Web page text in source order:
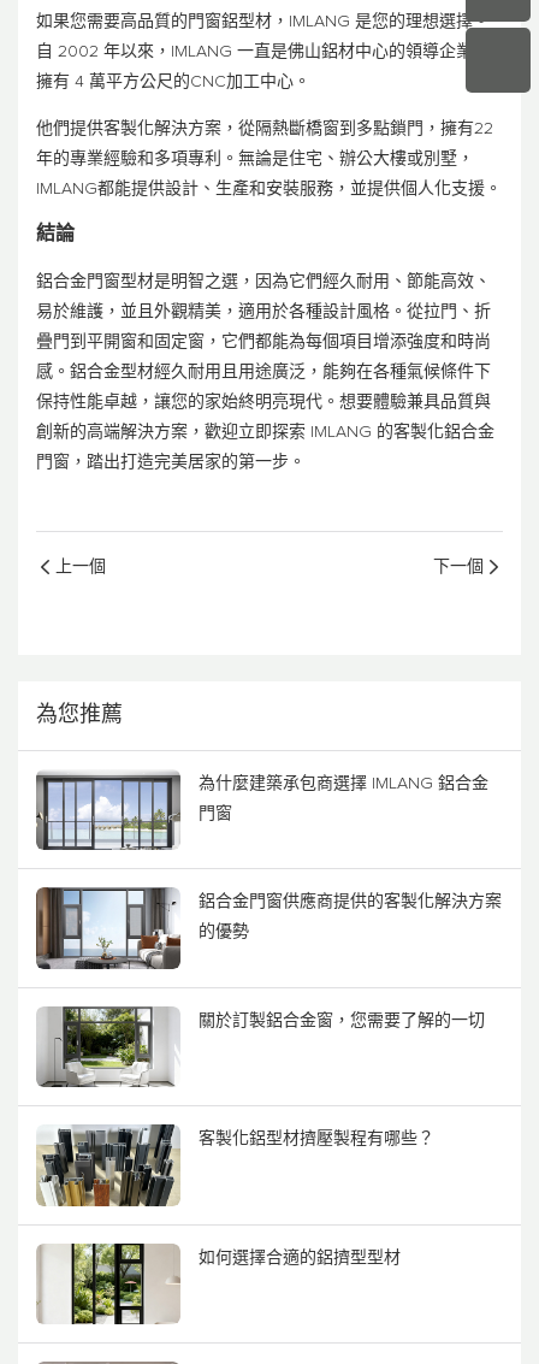
如果您需要高品質的門窗鋁型材，IMLANG 是您的理想選擇。
自 2002 年以來，IMLANG 一直是佛山鋁材中心的領導企業，
擁有 4 萬平方公尺的CNC加工中心。
他們提供客製化解決方案，從隔熱斷橋窗到多點鎖門，擁有22
年的專業經驗和多項專利。無論是住宅、辦公大樓或別墅，
IMLANG都能提供設計、生產和安裝服務，並提供個人化支援。
結論
鋁合金門窗型材是明智之選，因為它們經久耐用、節能高效、
易於維護，並且外觀精美，適用於各種設計風格。從拉門、折
疊門到平開窗和固定窗，它們都能為每個項目增添強度和時尚
感。鋁合金型材經久耐用且用途廣泛，能夠在各種氣候條件下
保持性能卓越，讓您的家始終明亮現代。想要體驗兼具品質與
創新的高端解決方案，歡迎立即探索 IMLANG 的客製化鋁合金
門窗，踏出打造完美居家的第一步。
上一個 下一個
為您推薦
為什麼建築承包商選擇 IMLANG 鋁合金
門窗
鋁合金門窗供應商提供的客製化解決方案
的優勢
關於訂製鋁合金窗，您需要了解的一切
客製化鋁型材擠壓製程有哪些？
如何選擇合適的鋁擠型型材